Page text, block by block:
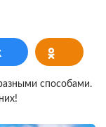
способами.